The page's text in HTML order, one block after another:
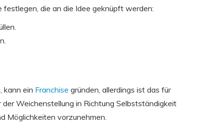
die an die Idee geknüpft werden:
kann ein Franchise gründen, allerdings ist das für
Weichenstellung in Richtung Selbstständigkeit
Möglichkeiten vorzunehmen.